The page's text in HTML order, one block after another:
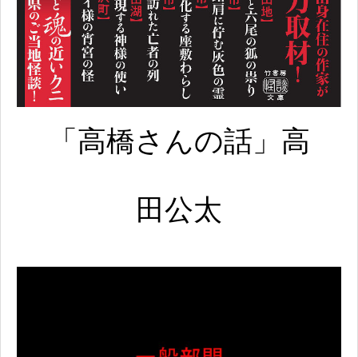
「高橋さんの話」高
田公太​